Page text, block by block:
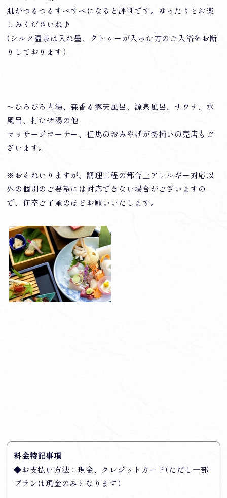
肌がつるつるすべすべになると評判です。ゆったりとお楽
しみくださいね♪
(シルク温泉は入れ墨、タトゥーが入った方のご入浴をお断
りしております）
～ひろびろ内湯、森香る露天風呂、源泉風呂、サウナ、水
風呂、打たせ湯の他
マッサージコーナー、但馬のおみやげが勢揃いの売店もご
ざいます。
※おそれいりますが、調理工程の都合上アレルギー対応以
外の個別のご要望には対応できない場合がございますの
で、何卒ご了承のほどお願いいたします。
料金特記事項
◆お支払い方法：現金、クレジットカード(ただし一部
プランは現金のみとなります）